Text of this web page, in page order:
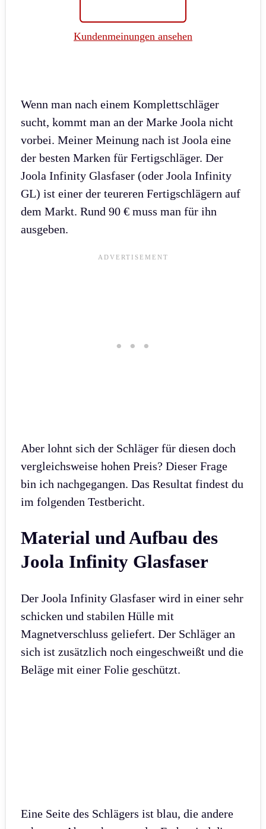
Kundenmeinungen ansehen
Wenn man nach einem Komplettschläger
sucht, kommt man an der Marke Joola nicht
vorbei. Meiner Meinung nach ist Joola eine
der besten Marken für Fertigschläger. Der
Joola Infinity Glasfaser (oder Joola Infinity
GL) ist einer der teureren Fertigschlägern auf
dem Markt. Rund 90 € muss man für ihn
ausgeben.
Aber lohnt sich der Schläger für diesen doch
vergleichsweise hohen Preis? Dieser Frage
bin ich nachgegangen. Das Resultat findest du
im folgenden Testbericht.
Material und Aufbau des
Joola Infinity Glasfaser
Der Joola Infinity Glasfaser wird in einer sehr
schicken und stabilen Hülle mit
Magnetverschluss geliefert. Der Schläger an
sich ist zusätzlich noch eingeschweißt und die
Beläge mit einer Folie geschützt.
Eine Seite des Schlägers ist blau, die andere